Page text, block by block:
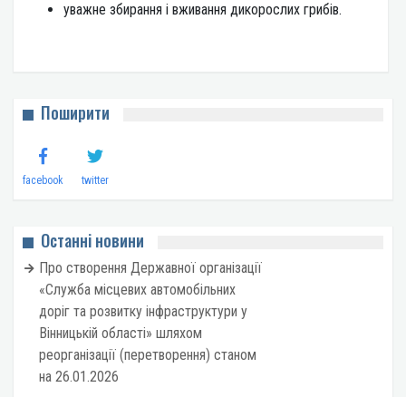
уважне збирання і вживання дикорослих грибів.
Поширити
facebook twitter
Останні новини
Про створення Державної організації
«Служба місцевих автомобільних
доріг та розвитку інфраструктури у
Вінницькій області» шляхом
реорганізації (перетворення) станом
на 26.01.2026